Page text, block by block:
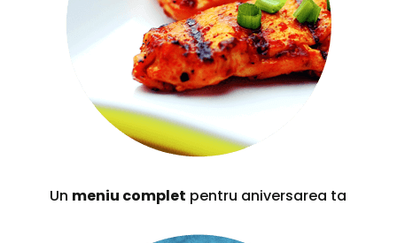
Un meniu complet pentru aniversarea ta